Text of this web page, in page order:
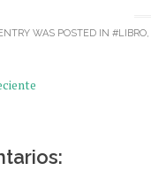
WAS POSTED IN #LIBRO,